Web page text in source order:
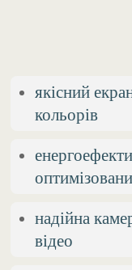
якісний
кольорів
надійна
відео